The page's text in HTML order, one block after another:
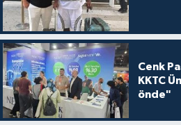
Cenk
KKTC
önde"